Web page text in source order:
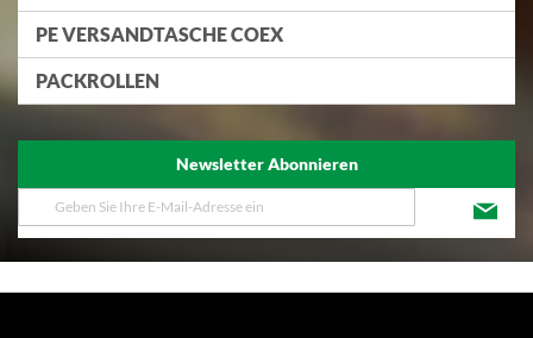
PE VERSANDTASCHE COEX
PACKROLLEN
Newsletter Abonnieren
Melden
Sie
unseren